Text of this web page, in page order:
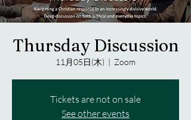
Thursday Discussion
11月05日(木)
  |
Zoom
Tickets are not on sale
See other events